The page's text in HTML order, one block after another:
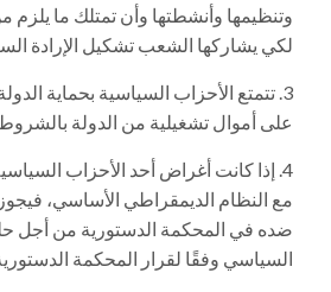
وتنظيمها وأنشطتها وأن تمتلك ما يلزم
لكي يشاركها الشعب تشكيل الإرادة
تتمتع الأحزاب السياسية بحماية
على أموال تشغيلية من الدولة بالشروط
إذا كانت أغراض أحد الأحزاب
مع النظام الديمقراطي الأساسي،
ضده في المحكمة الدستورية من أجل
السياسي وفقًا لقرار المحكمة